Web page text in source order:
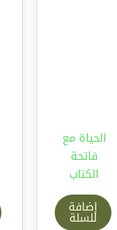
الحياة مع
فاتحة
الكتاب
إضافة
للسلة